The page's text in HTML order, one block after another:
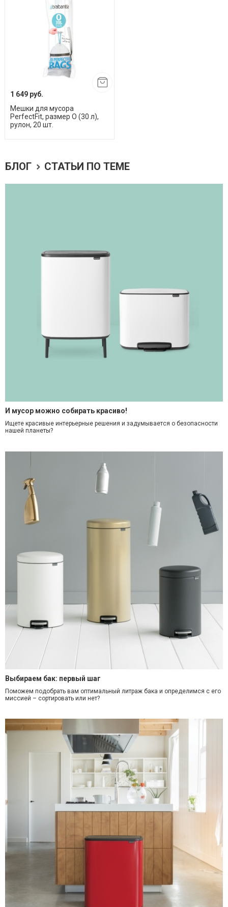
1 649 руб.
Мешки для мусора
PerfectFit, размер O (30 л),
рулон, 20 шт.
БЛОГ СТАТЬИ ПО ТЕМЕ
И мусор можно собирать красиво!
Ищете красивые интерьерные решения и задумывается о безопасности
нашей планеты?
Выбираем бак: первый шаг
Поможем подобрать вам оптимальный литраж бака и определимся с его
миссией – сортировать или нет?